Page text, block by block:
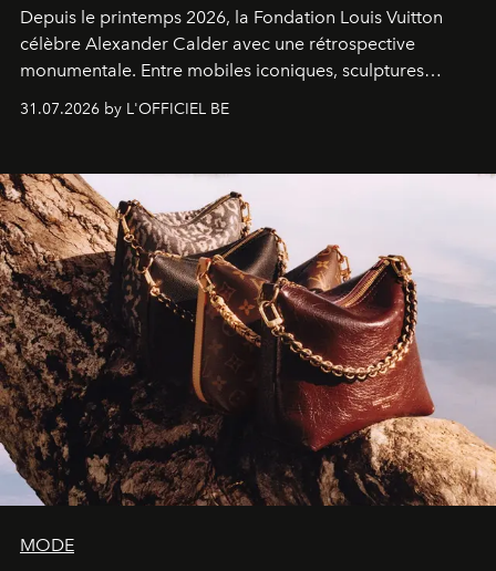
Depuis le printemps 2026, la Fondation Louis Vuitton
célèbre Alexander Calder avec une rétrospective
monumentale. Entre mobiles iconiques, sculptures
monumentales et poésie du mouvement, l'artiste
américain investit les espaces imaginés par Frank Gehry
sculpture.
31.07.2026 by L'OFFICIEL BE
MODE